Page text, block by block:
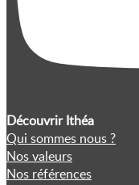
Découvrir Ithéa
Qui sommes nous ?
Nos valeurs
Nos références